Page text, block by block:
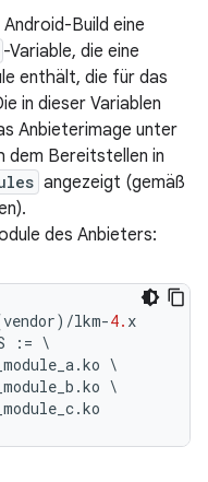
Build eine
-Variable, die eine
enthält, die für das
in dieser Variablen
Anbieterimage unter
dem Bereitstellen in
angezeigt (gemäß
des Anbieters:
vendor) /lkm-4. x
:= \
.ko \
.ko \
.ko